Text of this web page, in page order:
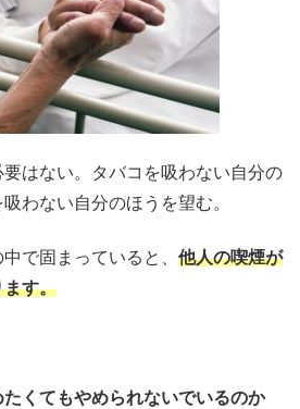
はない。タバコを吸わない自分の
わない自分のほうを望む。
で固まっていると、 他人の喫煙が
ます。
たくてもやめられないでいるのか